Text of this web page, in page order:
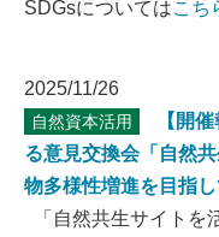
SDGsについてはこち
2025/11/26
自然資本活用
【開
る意見交換会「自然
物多様性増進を目指
「自然共生サイトを